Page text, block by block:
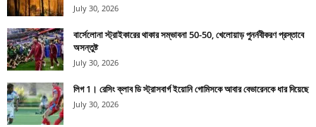
July 30, 2026
বার্সেলোনা স্ট্রাইকারের থাকার সম্ভাবনা 50-50, খেলোয়াড় পুনর্নবীকরণ প্রস্তাবে
অসন্তুষ্ট
July 30, 2026
লিগ 1। রেসিং ক্লাব ডি স্ট্রাসবার্গ ইয়োনি গোমিসকে আবার বেভারেনকে ধার দিয়েছে
July 30, 2026